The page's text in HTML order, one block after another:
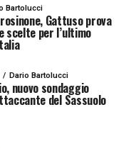
Bartolucci
Gattuso prova
scelte per l’ultimo
Dario Bartolucci
nuovo sondaggio
del Sassuolo